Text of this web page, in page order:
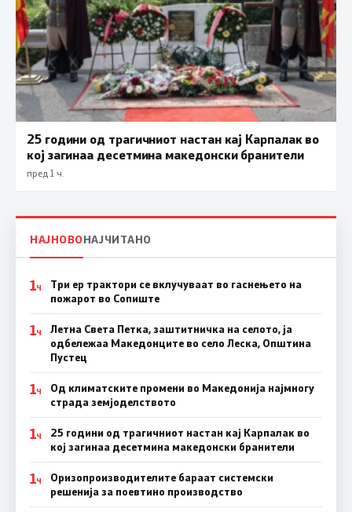
25 години од трагичниот настан кај Карпалак во
кој загинаа десетмина македонски бранители
пред 1 ч.
НАЈНОВОНАЈЧИТАНО
1Ч
Три ер трактори се вклучуваат во гаснењето на
пожарот во Сопиште
1Ч
Летна Света Петка, заштитничка на селото, ја
одбележаа Македонците во село Леска, Општина
Пустец
1Ч
Од климатските промени во Македонија најмногу
страда земјоделството
1Ч
25 години од трагичниот настан кај Карпалак во
кој загинаа десетмина македонски бранители
1Ч
Оризопроизводителите бараат системски
решенија за поевтино производство